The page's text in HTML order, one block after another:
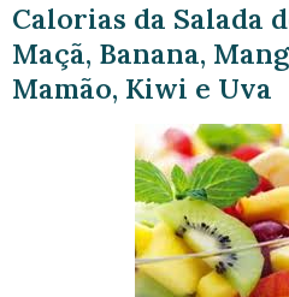
Calorias da Salada
Maçã, Banana,
Mamão, Kiwi e Uva